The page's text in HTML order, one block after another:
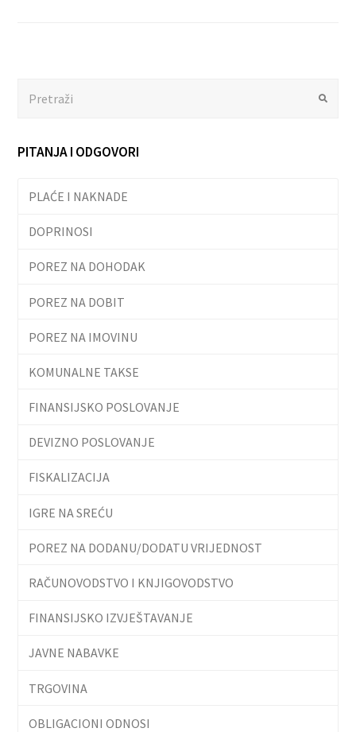
Submit
PITANJA I ODGOVORI
PLAĆE I NAKNADE
DOPRINOSI
POREZ NA DOHODAK
POREZ NA DOBIT
POREZ NA IMOVINU
KOMUNALNE TAKSE
FINANSIJSKO POSLOVANJE
DEVIZNO POSLOVANJE
FISKALIZACIJA
IGRE NA SREĆU
POREZ NA DODANU/DODATU VRIJEDNOST
RAČUNOVODSTVO I KNJIGOVODSTVO
FINANSIJSKO IZVJEŠTAVANJE
JAVNE NABAVKE
TRGOVINA
OBLIGACIONI ODNOSI